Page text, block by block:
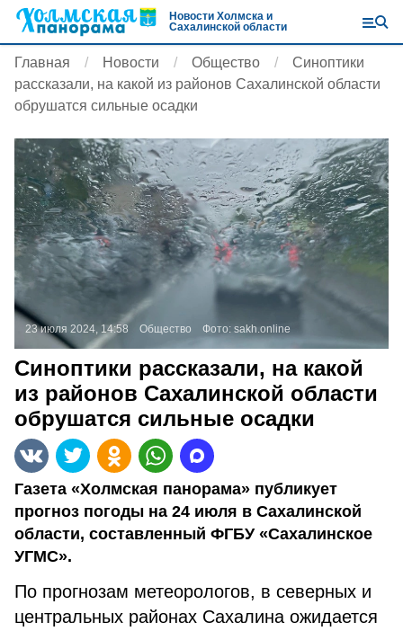
Новости Холмска и
Сахалинской области
Главная Новости Общество
Синоптики
рассказали, на какой из районов Сахалинской области
обрушатся сильные осадки
23 июля 2024, 14:58 Общество Фото: sakh.online
Синоптики рассказали, на какой
из районов Сахалинской области
обрушатся сильные осадки
Газета «Холмская панорама» публикует
прогноз погоды на 24 июля в Сахалинской
области, составленный ФГБУ «Сахалинское
УГМС».
По прогнозам метеорологов, в северных и
центральных районах Сахалина ожидается